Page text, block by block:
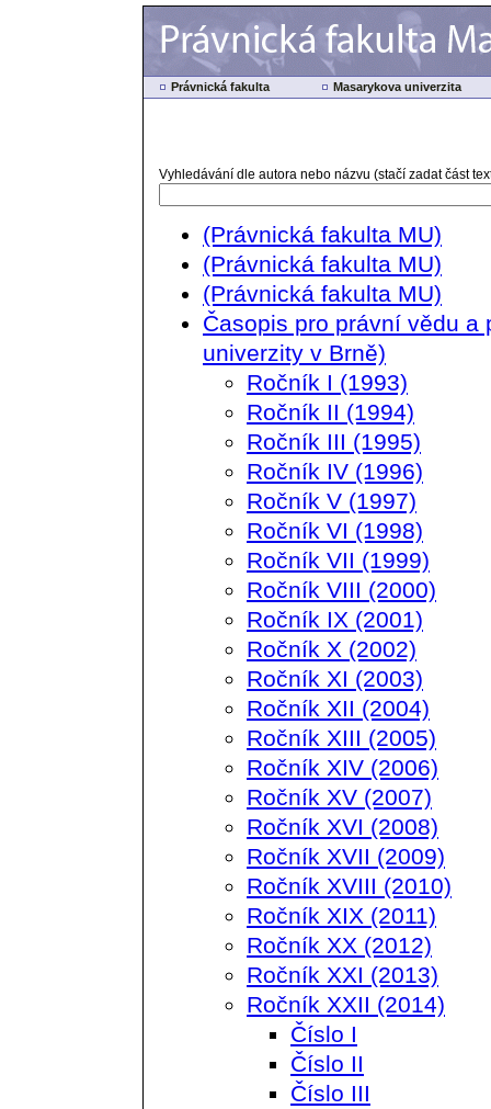
Právnická fakulta Masarykova univerzita
Vyhledávání dle autora nebo názvu (stačí zadat část
(Právnická fakulta MU)
(Právnická fakulta MU)
(Právnická fakulta MU)
Časopis pro právní vědu a
univerzity v Brně)
Ročník I (1993)
Ročník II (1994)
Ročník III (1995)
Ročník IV (1996)
Ročník V (1997)
Ročník VI (1998)
Ročník VII (1999)
Ročník VIII (2000)
Ročník IX (2001)
Ročník X (2002)
Ročník XI (2003)
Ročník XII (2004)
Ročník XIII (2005)
Ročník XIV (2006)
Ročník XV (2007)
Ročník XVI (2008)
Ročník XVII (2009)
Ročník XVIII (2010)
Ročník XIX (2011)
Ročník XX (2012)
Ročník XXI (2013)
Ročník XXII (2014)
Číslo I
Číslo II
Číslo III